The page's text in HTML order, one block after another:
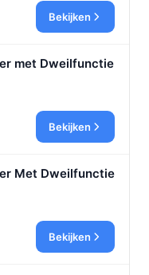
Bekijken
met Dweilfunctie
Bekijken
Met Dweilfunctie
Bekijken